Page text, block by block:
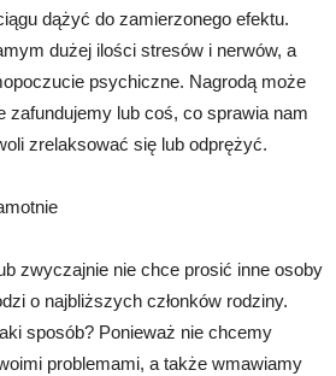
dążyć do zamierzonego efektu.
dużej ilości stresów i nerwów, a
psychiczne. Nagrodą może
zafundujemy lub coś, co sprawia nam
zrelaksować się lub odprężyć.
zwyczajnie nie chce prosić inne osoby
o najbliższych członków rodziny.
sposób? Ponieważ nie chcemy
problemami, a także wmawiamy